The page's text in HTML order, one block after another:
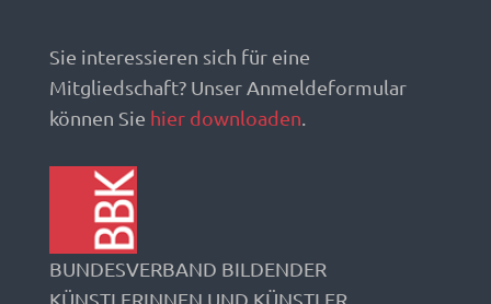
Sie interessieren sich für eine
Mitgliedschaft? Unser Anmeldeformular
können Sie hier downloaden
BUNDESVERBAND BILDENDER
KÜNSTLERINNEN UND KÜNSTLER